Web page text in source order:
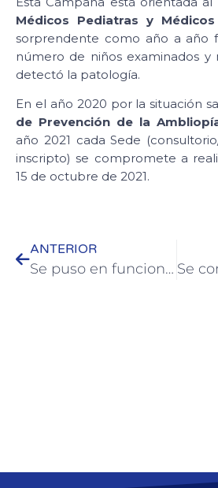
Médicos Pediatras y
sorprendente como año a año
número de niños examinados y
detectó la patología.
En el año 2020 por la situación
de Prevención de la
año 2021 cada Sede
inscripto) se compromete a
15 de octubre de 2021.
ANTERIOR
Se puso en funciones en Colón el Centro de Emisión de Licencias de Conducir